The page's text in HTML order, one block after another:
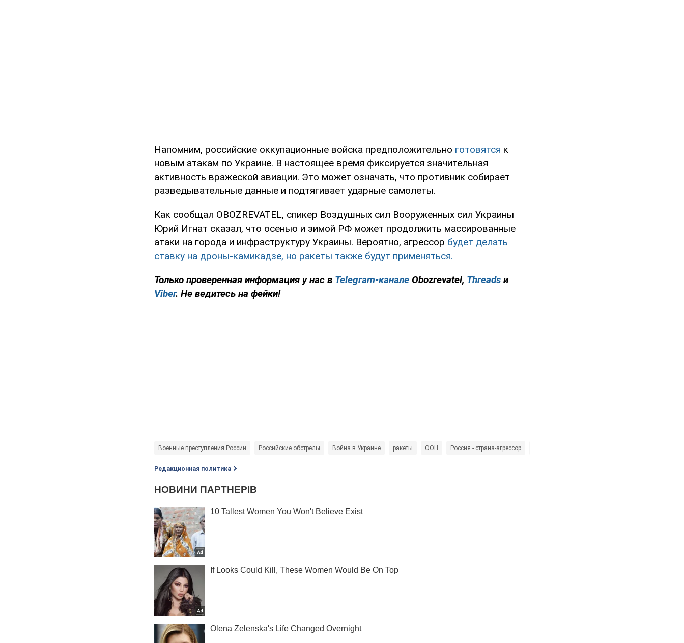
Напомним, российские оккупационные войска предположительно готовятся к
новым атакам по Украине. В настоящее время фиксируется значительная
активность вражеской авиации. Это может означать, что противник собирает
разведывательные данные и подтягивает ударные самолеты.
Как сообщал OBOZREVATEL, спикер Воздушных сил Вооруженных сил Украины
Юрий Игнат сказал, что осенью и зимой РФ может продолжить массированные
атаки на города и инфраструктуру Украины. Вероятно, агрессор будет делать
ставку на дроны-камикадзе, но ракеты также будут применяться.
Только проверенная информация у нас в Telegram-канале Obozrevatel, Threads и
Viber. Не ведитесь на фейки!
Военные преступления России Российские обстрелы Война в Украине ракеты ООН Россия - страна-агрессор
Редакционная политика